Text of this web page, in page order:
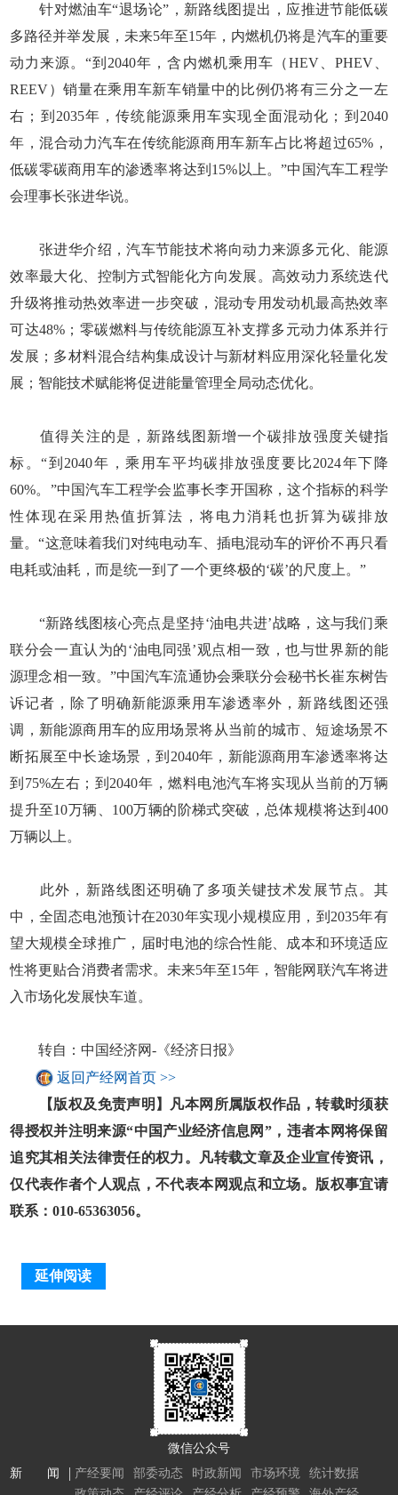
针对燃油车“退场论”，新路线图提出，应推进节能低碳
多路径并举发展，未来5年至15年，内燃机仍将是汽车的重要
动力来源。“到2040年，含内燃机乘用车（HEV、PHEV、
REEV）销量在乘用车新车销量中的比例仍将有三分之一左
右；到2035年，传统能源乘用车实现全面混动化；到2040
年，混合动力汽车在传统能源商用车新车占比将超过65%，
低碳零碳商用车的渗透率将达到15%以上。”中国汽车工程学
会理事长张进华说。
张进华介绍，汽车节能技术将向动力来源多元化、能源
效率最大化、控制方式智能化方向发展。高效动力系统迭代
升级将推动热效率进一步突破，混动专用发动机最高热效率
可达48%；零碳燃料与传统能源互补支撑多元动力体系并行
发展；多材料混合结构集成设计与新材料应用深化轻量化发
展；智能技术赋能将促进能量管理全局动态优化。
值得关注的是，新路线图新增一个碳排放强度关键指
标。“到2040年，乘用车平均碳排放强度要比2024年下降
60%。”中国汽车工程学会监事长李开国称，这个指标的科学
性体现在采用热值折算法，将电力消耗也折算为碳排放
量。“这意味着我们对纯电动车、插电混动车的评价不再只看
电耗或油耗，而是统一到了一个更终极的‘碳’的尺度上。”
“新路线图核心亮点是坚持‘油电共进’战略，这与我们乘
联分会一直认为的‘油电同强’观点相一致，也与世界新的能
源理念相一致。”中国汽车流通协会乘联分会秘书长崔东树告
诉记者，除了明确新能源乘用车渗透率外，新路线图还强
调，新能源商用车的应用场景将从当前的城市、短途场景不
断拓展至中长途场景，到2040年，新能源商用车渗透率将达
到75%左右；到2040年，燃料电池汽车将实现从当前的万辆
提升至10万辆、100万辆的阶梯式突破，总体规模将达到400
万辆以上。
此外，新路线图还明确了多项关键技术发展节点。其
中，全固态电池预计在2030年实现小规模应用，到2035年有
望大规模全球推广，届时电池的综合性能、成本和环境适应
性将更贴合消费者需求。未来5年至15年，智能网联汽车将进
入市场化发展快车道。
转自：中国经济网-《经济日报》
返回产经网首页 >>
【版权及免责声明】凡本网所属版权作品，转载时须获
得授权并注明来源“中国产业经济信息网”，违者本网将保留
追究其相关法律责任的权力。凡转载文章及企业宣传资讯，
仅代表作者个人观点，不代表本网观点和立场。版权事宜请
联系：010-65363056。
延伸阅读
微信公众号
新 闻
产经要闻 部委动态 时政新闻 市场环境
统计数据